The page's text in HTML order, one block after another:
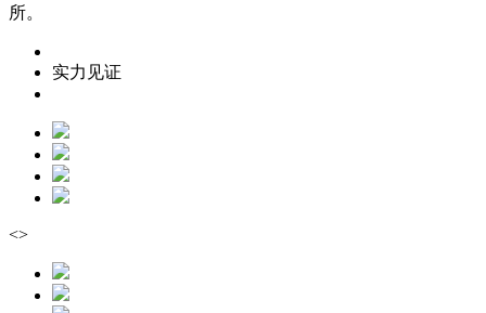
所。
实力见证
<>